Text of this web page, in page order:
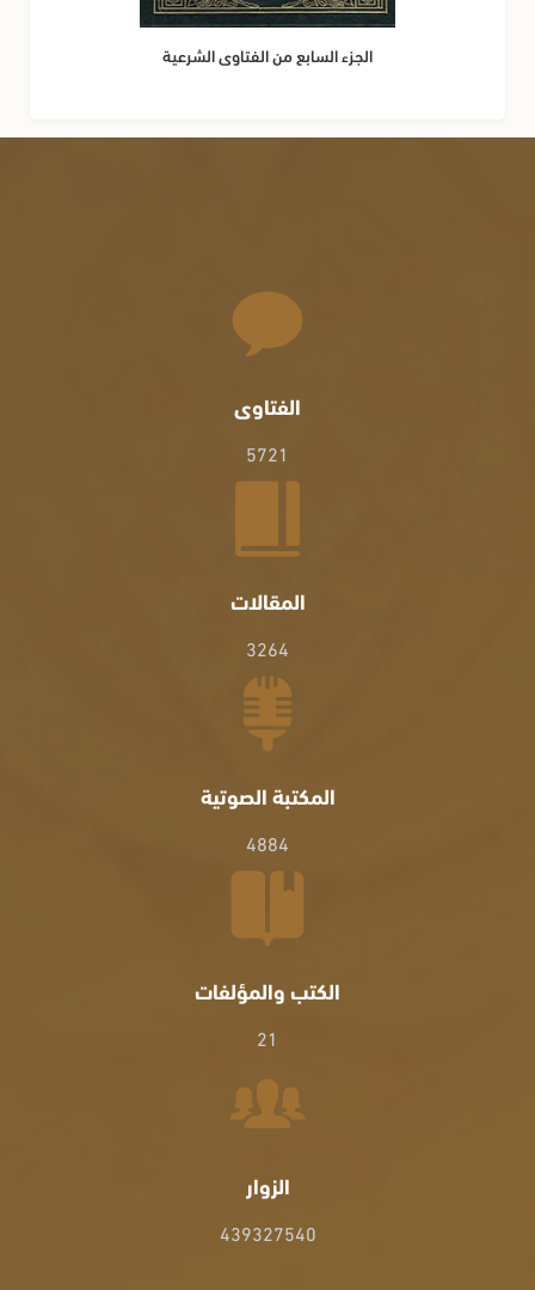
الجزء السابع من الفتاوى الشرعية
الفتاوى
5721
المقالات
3264
المكتبة الصوتية
4884
الكتب والمؤلفات
21
الزوار
439327540